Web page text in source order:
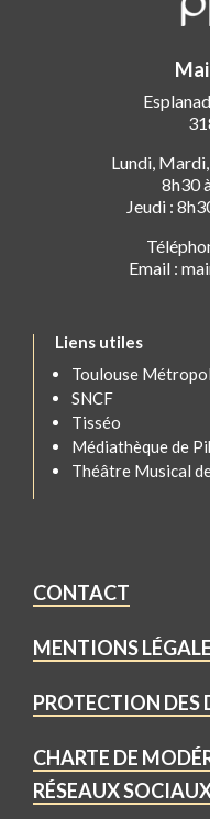
Lundi,
8h30
Jeudi :
Email :
Liens utiles
Toulouse
SNCF
Tisséo
Médiathèque de
Théâtre Musical
CONTACT
MENTIONS
PROTECTION DES
CHARTE DE
RÉSEAUX